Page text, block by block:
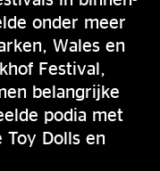
onder meer
Wales en
Festival,
belangrijke
podia met
Toy Dolls en